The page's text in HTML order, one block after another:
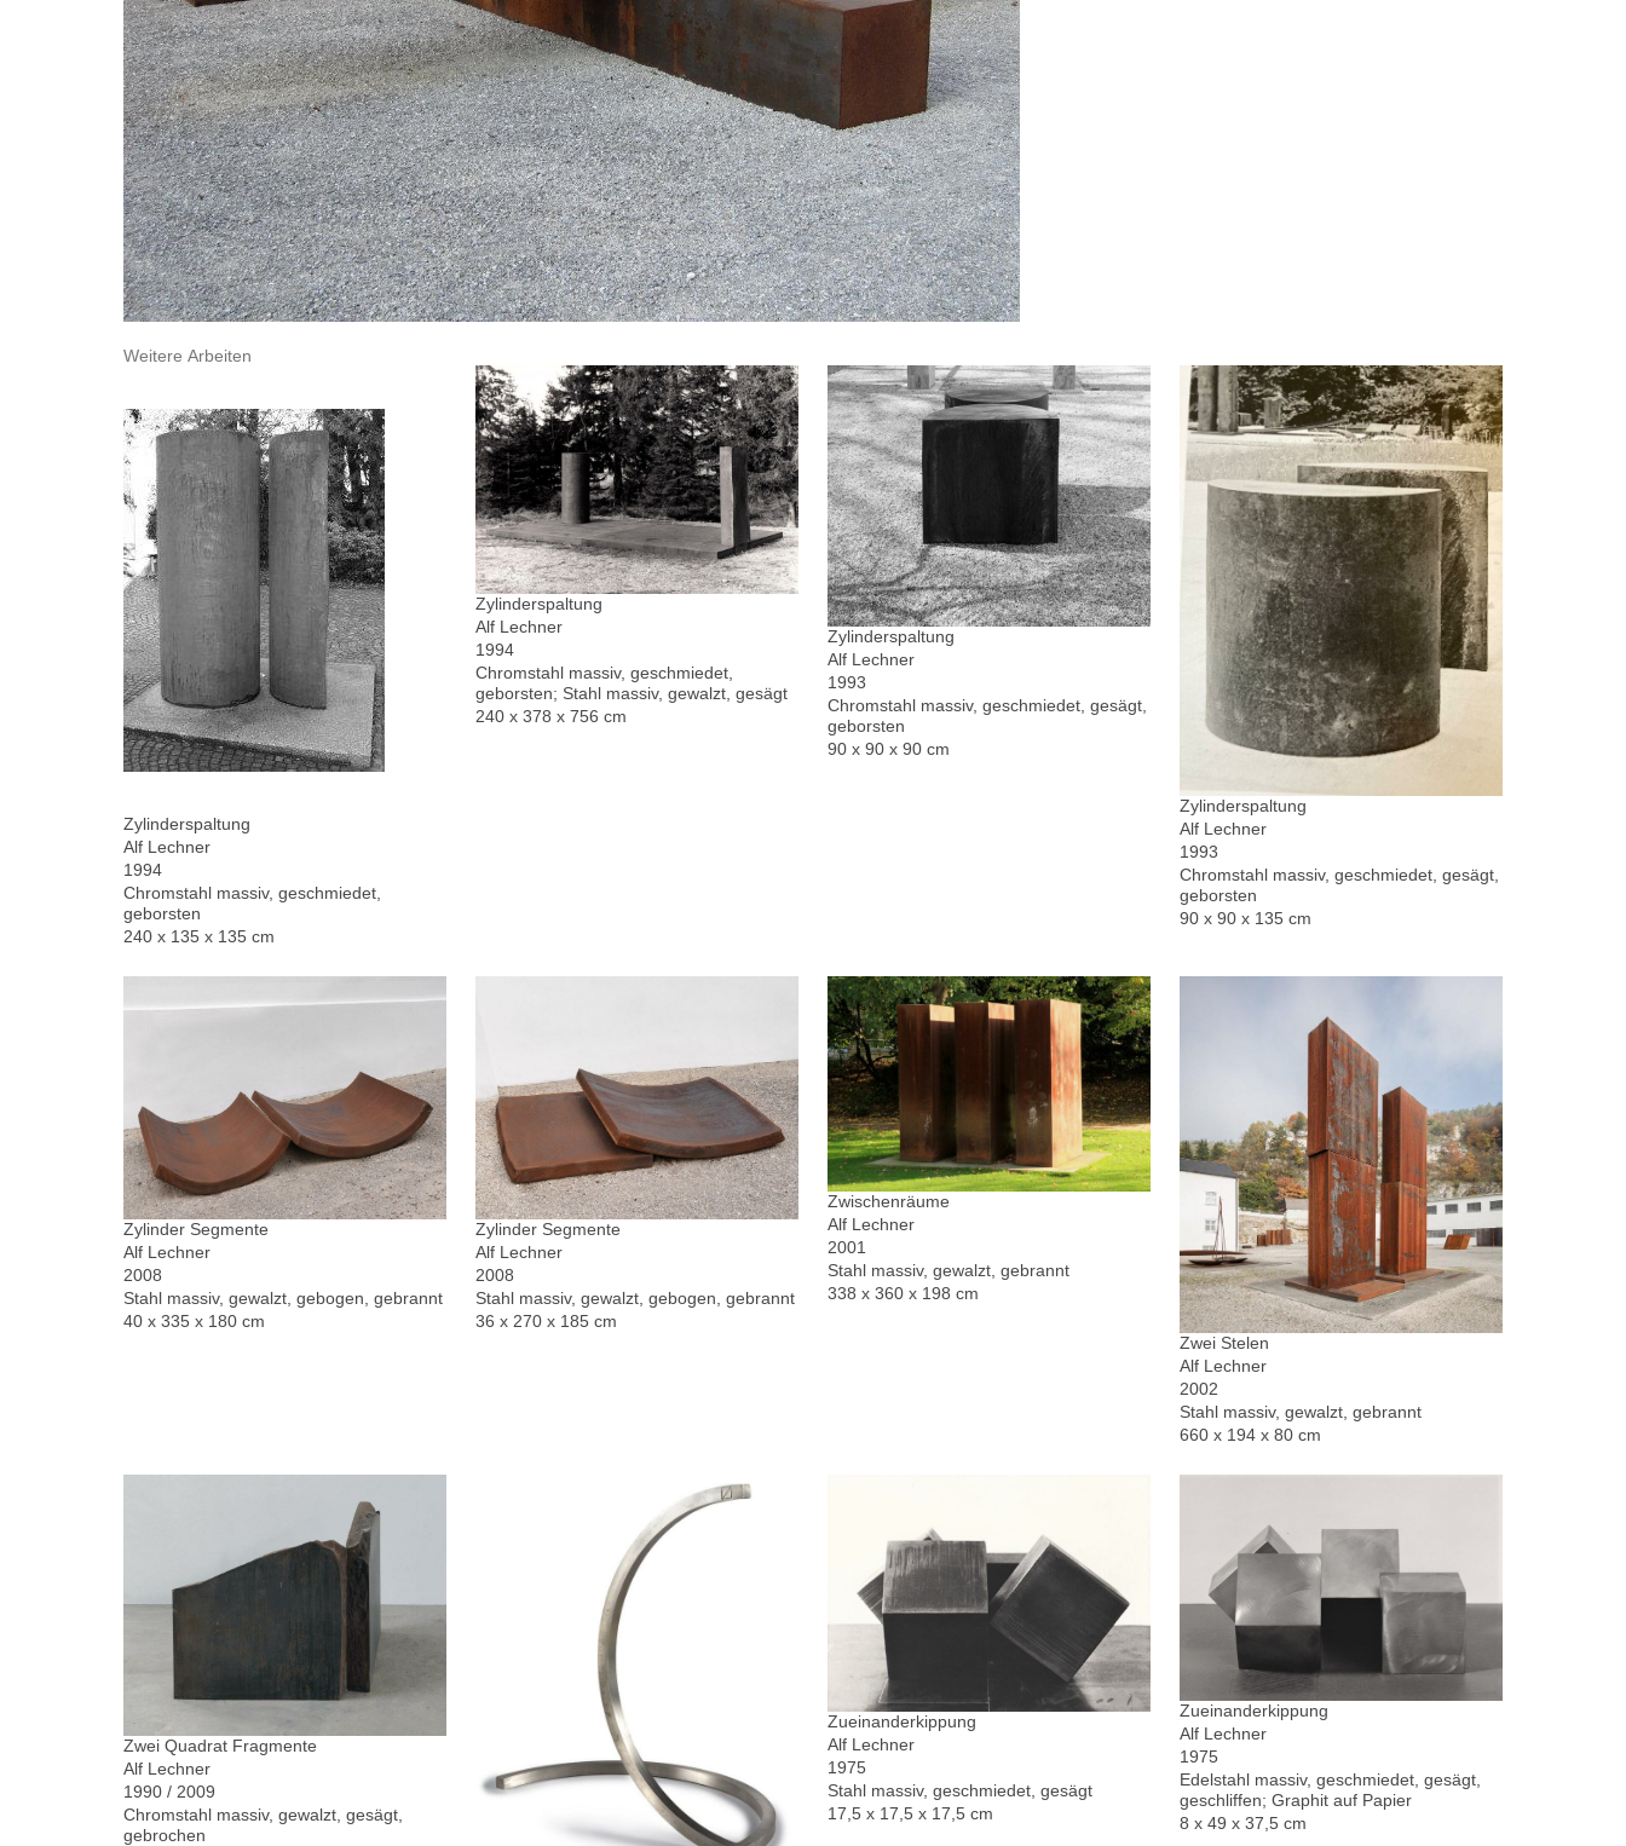
Weitere Arbeiten
Zylinderspaltung
Alf Lechner
1994
Chromstahl massiv, geschmiedet,
geborsten
240 x 135 x 135 cm
Zylinderspaltung
Alf Lechner
1994
Chromstahl massiv, geschmiedet,
geborsten; Stahl massiv, gewalzt, gesägt
240 x 378 x 756 cm
Zylinderspaltung
Alf Lechner
1993
Chromstahl massiv, geschmiedet, gesägt,
geborsten
90 x 90 x 90 cm
Zylinderspaltung
Alf Lechner
1993
Chromstahl massiv, geschmiedet, gesägt,
geborsten
90 x 90 x 135 cm
Zylinder Segmente
Alf Lechner
2008
Stahl massiv, gewalzt, gebogen, gebrannt
40 x 335 x 180 cm
Zylinder Segmente
Alf Lechner
2008
Stahl massiv, gewalzt, gebogen, gebrannt
36 x 270 x 185 cm
Zwischenräume
Alf Lechner
2001
Stahl massiv, gewalzt, gebrannt
338 x 360 x 198 cm
Zwei Stelen
Alf Lechner
2002
Stahl massiv, gewalzt, gebrannt
660 x 194 x 80 cm
Zwei Quadrat Fragmente
Alf Lechner
1990 / 2009
Chromstahl massiv, gewalzt, gesägt,
gebrochen
Zueinanderkippung
Alf Lechner
1975
Stahl massiv, geschmiedet, gesägt
17,5 x 17,5 x 17,5 cm
Zueinanderkippung
Alf Lechner
1975
Edelstahl massiv, geschmiedet, gesägt,
geschliffen; Graphit auf Papier
8 x 49 x 37,5 cm